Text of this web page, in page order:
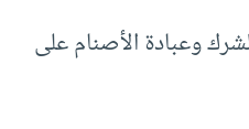
وعبادة الأصنام على